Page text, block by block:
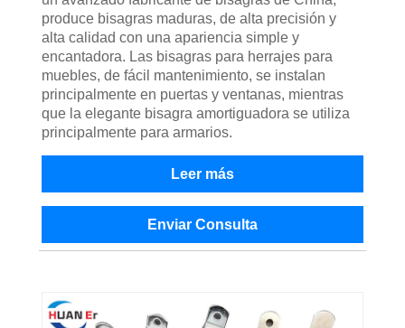
produce bisagras maduras, de alta precisión y
alta calidad con una apariencia simple y
encantadora. Las bisagras para herrajes para
muebles, de fácil mantenimiento, se instalan
principalmente en puertas y ventanas, mientras
que la elegante bisagra amortiguadora se utiliza
principalmente para armarios.
Leer más
Enviar Consulta